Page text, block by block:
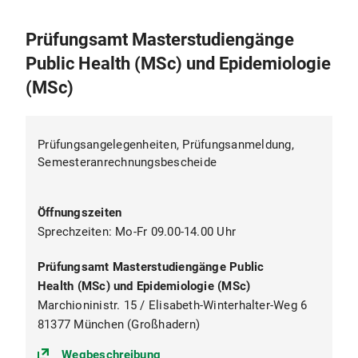
Epidemiology (in englischer Sprache) besucht
werden
Fortgeschrittene Methoden der
Epidemiologie
Medizinische Informatik und juristische
Fortgeschrittene Methoden der Klinischen
Epidemiologie
Spezialisierung Health Administration and
Management
Die Spezialisierung Health Administration and
Management kann nur von Ärzten und Ärztinnen
Prüfungsamt Masterstudiengänge
Public Health (MSc) und Epidemiologie
(MSc)
Prüfungsangelegenheiten, Prüfungsanmeldung,
Semesteranrechnungsbescheide
Öffnungszeiten
Sprechzeiten: Mo-Fr 09.00-14.00 Uhr
Prüfungsamt Masterstudiengänge Public
Health (MSc) und Epidemiologie (MSc)
Marchioninistr. 15 / Elisabeth-Winterhalter-Weg 6
81377 München (Großhadern)
Wegbeschreibung